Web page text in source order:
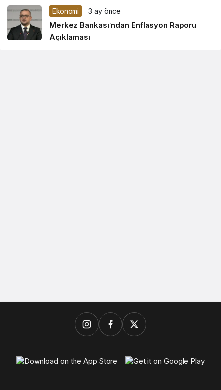
Ekonomi 3 ay önce
Merkez Bankası’ndan Enflasyon Raporu
Açıklaması